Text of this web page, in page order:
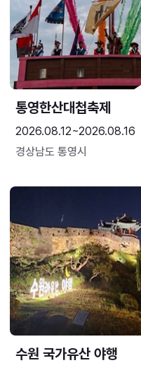
통영한산대첩축제
2026.08.12~2026.08.16
경상남도 통영시
수원 국가유산 야행